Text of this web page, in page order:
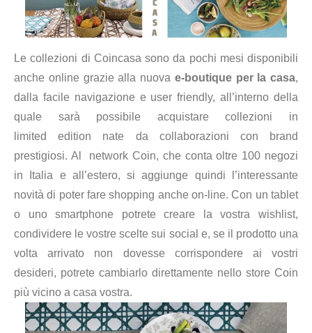
Le collezioni di Coincasa sono da pochi mesi disponibili
anche online grazie alla nuova e-boutique per la casa,
dalla facile navigazione e user friendly, all’interno della
quale sarà possibile acquistare collezioni in
limited edition nate da collaborazioni con brand
prestigiosi. Al network Coin, che conta oltre 100 negozi
in Italia e all’estero, si aggiunge quindi l’interessante
novità di poter fare shopping anche on-line. Con un tablet
o uno smartphone potrete creare la vostra wishlist,
condividere le vostre scelte sui social e, se il prodotto una
volta arrivato non dovesse corrispondere ai vostri
desideri, potrete cambiarlo direttamente nello store Coin
più vicino a casa vostra.